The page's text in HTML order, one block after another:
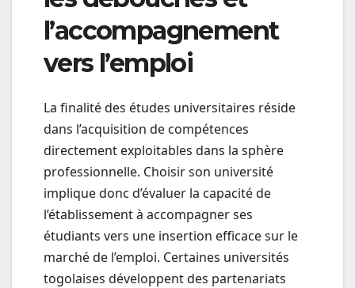
l’accompagnement
vers l’emploi
La finalité des études universitaires réside
dans l’acquisition de compétences
directement exploitables dans la sphère
professionnelle. Choisir son université
implique donc d’évaluer la capacité de
l’établissement à accompagner ses
étudiants vers une insertion efficace sur le
marché de l’emploi. Certaines universités
togolaises développent des partenariats